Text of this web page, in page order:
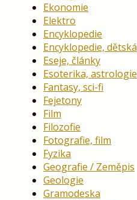
Ekonomie
Elektro
Encyklopedie
Encyklopedie, dětská
Eseje, články
Esoterika, astrologie
Fantasy, sci-fi
Fejetony
Film
Filozofie
Fotografie, film
Fyzika
Geografie / Zeměpis
Geologie
Gramodeska